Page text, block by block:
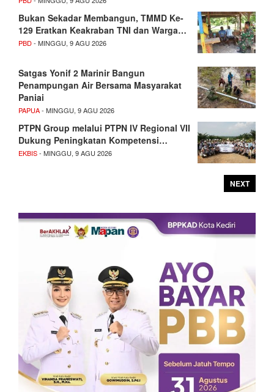
Bukan Sekadar Membangun, TMMD Ke-
129 Eratkan Keakraban TNI dan Warga…
PBD- MINGGU, 9 AGU 2026
Satgas Yonif 2 Marinir Bangun
Penampungan Air Bersama Masyarakat
Paniai
PAPUA- MINGGU, 9 AGU 2026
PTPN Group melalui PTPN IV Regional VII
Dukung Peningkatan Kompetensi…
EKBIS- MINGGU, 9 AGU 2026
NEXT